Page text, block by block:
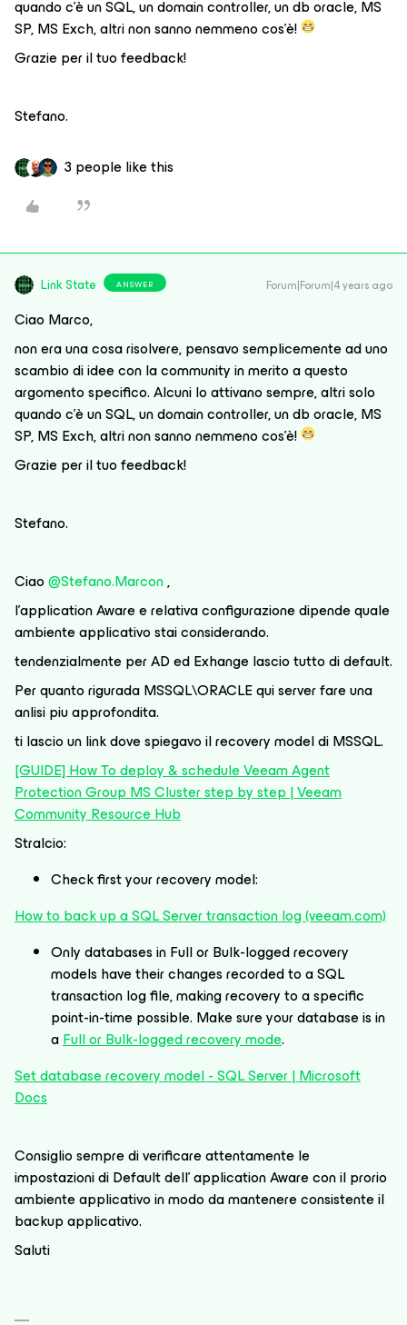
quando c’è un SQL, un domain controller, un db oracle, MS
SP, MS Exch, altri non sanno nemmeno cos’è!
Grazie per il tuo feedback!
Stefano.
3 people like this
Link State ANSWER Forum|Forum|4 years ago
Ciao Marco,
non era una cosa risolvere, pensavo semplicemente ad uno
scambio di idee con la community in merito a questo
argomento specifico. Alcuni lo attivano sempre, altri solo
quando c’è un SQL, un domain controller, un db oracle, MS
SP, MS Exch, altri non sanno nemmeno cos’è!
Grazie per il tuo feedback!
Stefano.
Ciao@Stefano.Marcon,
l’application Aware e relativa configurazione dipende quale
ambiente applicativo stai considerando.
tendenzialmente per AD ed Exhange lascio tutto di default.
Per quanto rigurada MSSQL\ORACLE qui server fare una
anlisi piu approfondita.
ti lascio un link dove spiegavo il recovery model di MSSQL.
[GUIDE] How To deploy & schedule Veeam Agent
Protection Group MS Cluster step by step | Veeam
Community Resource Hub
Stralcio:
Check first your recovery model:
How to back up a SQL Server transaction log (veeam.com)
Only databases in Full or Bulk-logged recovery
models have their changes recorded to a SQL
transaction log file, making recovery to a specific
point-in-time possible. Make sure your database is in
aFull or Bulk-logged recovery mode.
Set database recovery model - SQL Server | Microsoft
Docs
Consiglio sempre di verificare attentamente le
impostazioni di Default dell’ application Aware con il prorio
ambiente applicativo in modo da mantenere consistente il
backup applicativo.
Saluti